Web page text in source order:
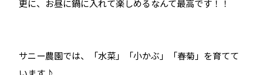
更に、お昼に鍋に入れて楽しめるなんて最高です！！
サニー農園では、「水菜」「小かぶ」「春菊」を育てて